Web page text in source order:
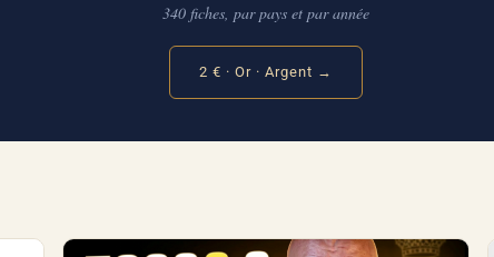
340 fiches, par pays et par année
2 € · Or · Argent →